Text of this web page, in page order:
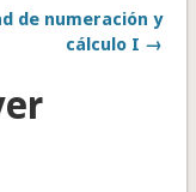
de numeración y
cálculo I →